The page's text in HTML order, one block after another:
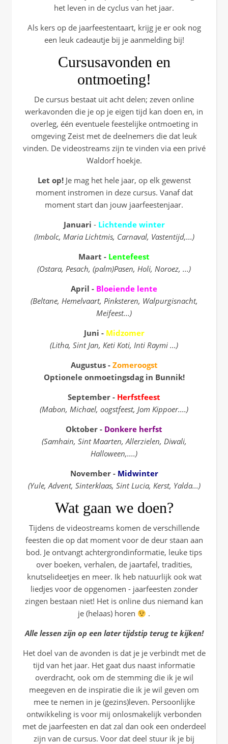
het leven in de cyclus van het jaar.
Als kers op de jaarfeestentaart, krijg je er ook nog
een leuk cadeautje bij je aanmelding bij!
Cursusavonden en
ontmoeting!
De cursus bestaat uit acht delen; zeven online
werkavonden die je op je eigen tijd kan doen en, in
overleg, één eventuele feestelijke ontmoeting in
omgeving Zeist met de deelnemers die dat leuk
vinden. De videostreams zijn te vinden via een privé
Waldorf hoekje.
Let op! Je mag het hele jaar, op elk gewenst
moment instromen in deze cursus. Vanaf dat
moment start dan jouw jaarfeestenjaar.
Januari - Lichtende winter
(Imbolc, Maria Lichtmis, Carnaval, Vastentijd,...)
Maart - Lentefeest
(Ostara, Pesach, (palm)Pasen, Holi, Noroez, ...)
April - Bloeiende lente
(Beltane, Hemelvaart, Pinksteren, Walpurgisnacht,
Meifeest...)
Juni - Midzomer
(Litha, Sint Jan, Keti Koti, Inti Raymi ...)
Augustus - Zomeroogst
Optionele onmoetingsdag in Bunnik!
September - Herfstfeest
(Mabon, Michael, oogstfeest, Jom Kippoer....)
Oktober - Donkere herfst
(Samhain, Sint Maarten, Allerzielen, Diwali,
Halloween,....)
November - Midwinter
(Yule, Advent, Sinterklaas, Sint Lucia, Kerst, Yalda...)
Wat gaan we doen?
Tijdens de videostreams komen de verschillende
feesten die op dat moment voor de deur staan aan
bod. Je ontvangt achtergrondinformatie, leuke tips
over boeken, verhalen, de jaartafel, tradities,
knutselideetjes en meer. Ik heb natuurlijk ook wat
liedjes voor de opgenomen - jaarfeesten zonder
zingen bestaan niet! Het is online dus niemand kan
je (helaas) horen
.
Alle lessen zijn op een later tijdstip terug te kijken!
Het doel van de avonden is dat je je verbindt met de
tijd van het jaar. Het gaat dus naast informatie
overdracht, ook om de stemming die ik je wil
meegeven en de inspiratie die ik je wil geven om
mee te nemen in je (gezins)leven. Persoonlijke
ontwikkeling is voor mij onlosmakelijk verbonden
met de jaarfeesten en dat zal dan ook een onderdeel
zijn van de cursus. Voor dat deel stuur ik je bij